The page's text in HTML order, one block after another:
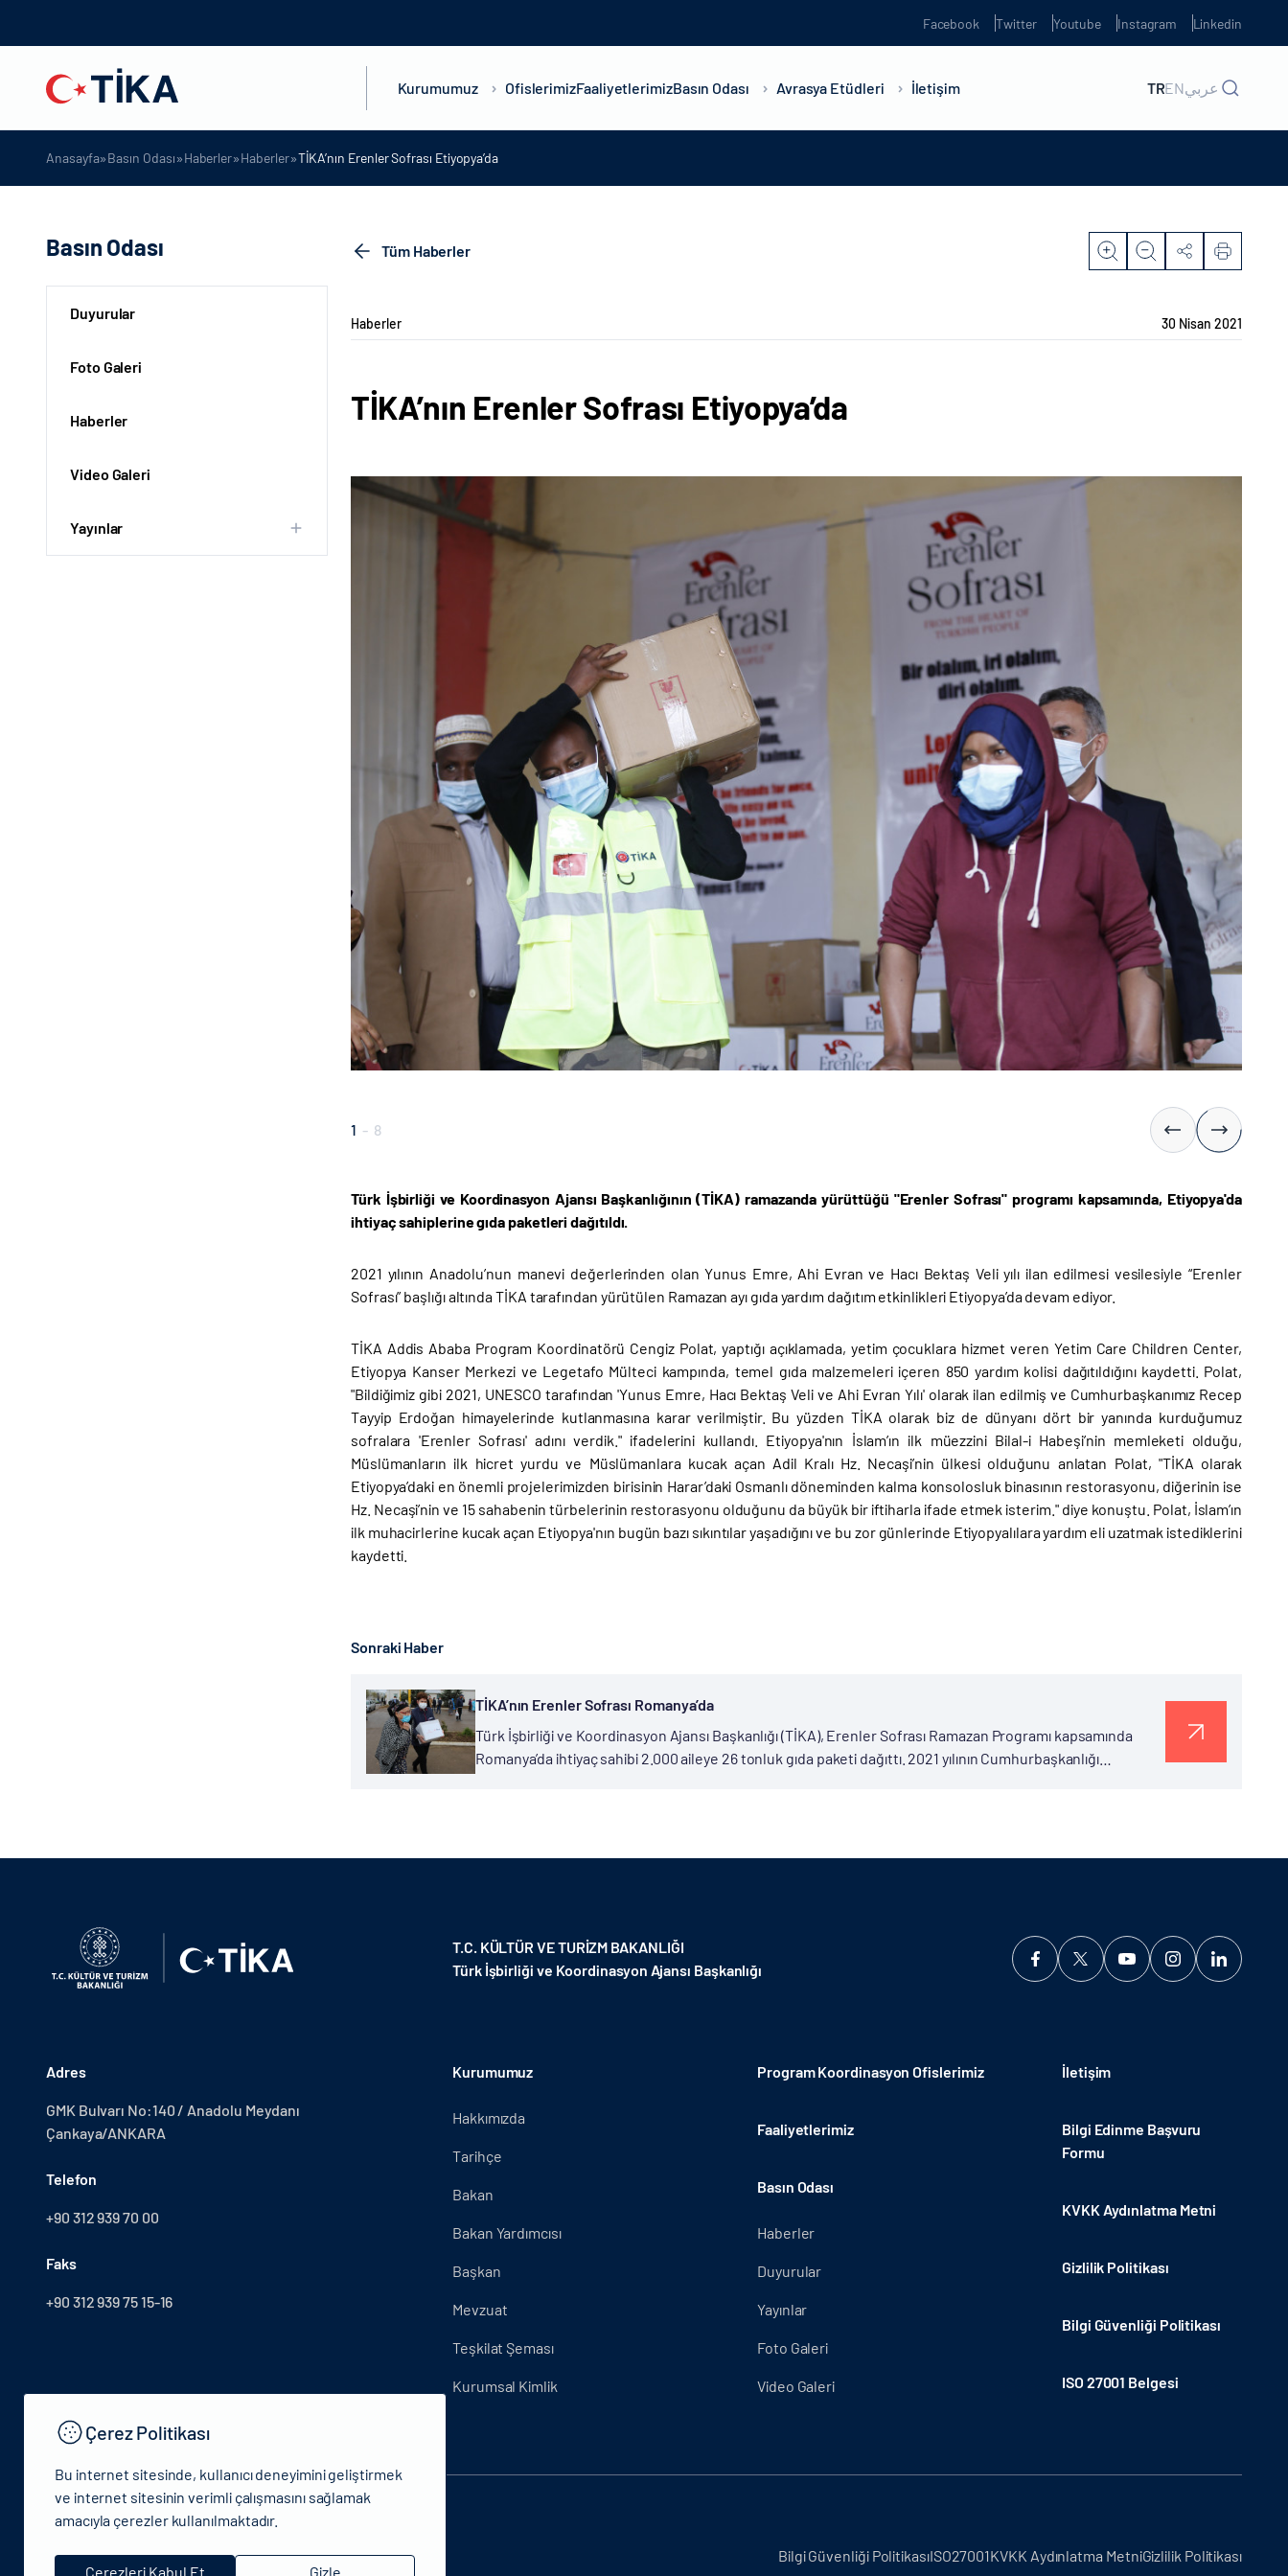
Facebook Twitter Youtube Instagram Linkedin
Kurumumuz OfislerimizFaaliyetlerimizBasın Odası Avrasya Etüdleri İletişim TRENعربي
Anasayfa»Basın Odası»Haberler»Haberler»TİKA’nın Erenler Sofrası Etiyopya’da
Basın Odası
Duyurular
Foto Galeri
Haberler
Video Galeri
Yayınlar
Tüm Haberler
Haberler 30 Nisan 2021
TİKA’nın Erenler Sofrası Etiyopya’da
1 - 8
Türk İşbirliği ve Koordinasyon Ajansı Başkanlığının (TİKA) ramazanda yürüttüğü "Erenler Sofrası" programı kapsamında, Etiyopya'da
ihtiyaç sahiplerine gıda paketleri dağıtıldı.
2021 yılının Anadolu’nun manevi değerlerinden olan Yunus Emre, Ahi Evran ve Hacı Bektaş Veli yılı ilan edilmesi vesilesiyle “Erenler
Sofrası” başlığı altında TİKA tarafından yürütülen Ramazan ayı gıda yardım dağıtım etkinlikleri Etiyopya’da devam ediyor.
TİKA Addis Ababa Program Koordinatörü Cengiz Polat, yaptığı açıklamada, yetim çocuklara hizmet veren Yetim Care Children Center,
Etiyopya Kanser Merkezi ve Legetafo Mülteci kampında, temel gıda malzemeleri içeren 850 yardım kolisi dağıtıldığını kaydetti. Polat,
"Bildiğimiz gibi 2021, UNESCO tarafından 'Yunus Emre, Hacı Bektaş Veli ve Ahi Evran Yılı' olarak ilan edilmiş ve Cumhurbaşkanımız Recep
Tayyip Erdoğan himayelerinde kutlanmasına karar verilmiştir. Bu yüzden TİKA olarak biz de dünyanı dört bir yanında kurduğumuz
sofralara 'Erenler Sofrası' adını verdik." ifadelerini kullandı. Etiyopya'nın İslam’ın ilk müezzini Bilal-i Habeşi’nin memleketi olduğu,
Müslümanların ilk hicret yurdu ve Müslümanlara kucak açan Adil Kralı Hz. Necaşi’nin ülkesi olduğunu anlatan Polat, "TİKA olarak
Etiyopya’daki en önemli projelerimizden birisinin Harar’daki Osmanlı döneminden kalma konsolosluk binasının restorasyonu, diğerinin ise
Hz. Necaşi’nin ve 15 sahabenin türbelerinin restorasyonu olduğunu da büyük bir iftiharla ifade etmek isterim." diye konuştu. Polat, İslam’ın
ilk muhacirlerine kucak açan Etiyopya'nın bugün bazı sıkıntılar yaşadığını ve bu zor günlerinde Etiyopyalılara yardım eli uzatmak istediklerini
kaydetti.
Sonraki Haber
TİKA’nın Erenler Sofrası Romanya’da
Türk İşbirliği ve Koordinasyon Ajansı Başkanlığı (TİKA), Erenler Sofrası Ramazan Programı kapsamında
Romanya’da ihtiyaç sahibi 2.000 aileye 26 tonluk gıda paketi dağıttı. 2021 yılının Cumhurbaşkanlığı
T.C. KÜLTÜR VE TURİZM BAKANLIĞI
Türk İşbirliği ve Koordinasyon Ajansı Başkanlığı
Adres
GMK Bulvarı No:140 / Anadolu Meydanı
Çankaya/ANKARA
Telefon
+90 312 939 70 00
Faks
+90 312 939 75 15-16
Kurumumuz
Hakkımızda
Tarihçe
Bakan
Bakan Yardımcısı
Başkan
Mevzuat
Teşkilat Şeması
Kurumsal Kimlik
Program Koordinasyon Ofislerimiz
Faaliyetlerimiz
Basın Odası
Haberler
Duyurular
Yayınlar
Foto Galeri
Video Galeri
İletişim
Bilgi Edinme Başvuru
Formu
KVKK Aydınlatma Metni
Gizlilik Politikası
Bilgi Güvenliği Politikası
ISO 27001 Belgesi
© 2024 T.C.Kütlür ve Turizm Bakanlığı - Tüm hakları saklıdır. Bilgi Güvenliği PolitikasıISO27001KVKK Aydınlatma MetniGizlilik Politikası
Çerez Politikası
Bu internet sitesinde, kullanıcı deneyimini geliştirmek
ve internet sitesinin verimli çalışmasını sağlamak
amacıyla çerezler kullanılmaktadır.
Çerezleri Kabul Et Gizle